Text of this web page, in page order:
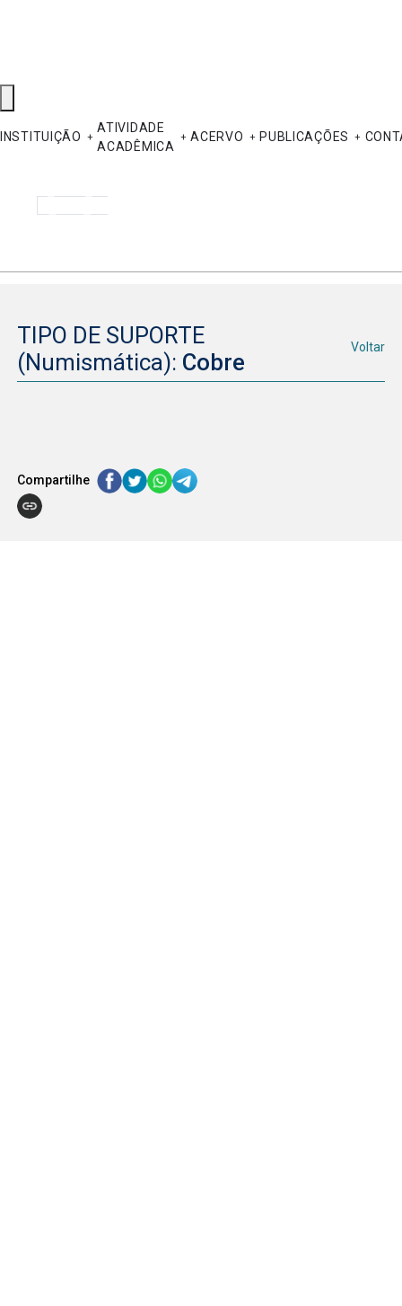
INSTITUIÇÃO
ATIVIDADE
ACADÊMICA
ACERVO PUBLICAÇÕES
TIPO DE SUPORTE
(Numismática): Cobre
Voltar
Compartilhe